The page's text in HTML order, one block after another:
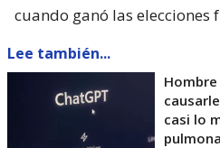
cuando ganó las elecciones
Lee también...
casi lo